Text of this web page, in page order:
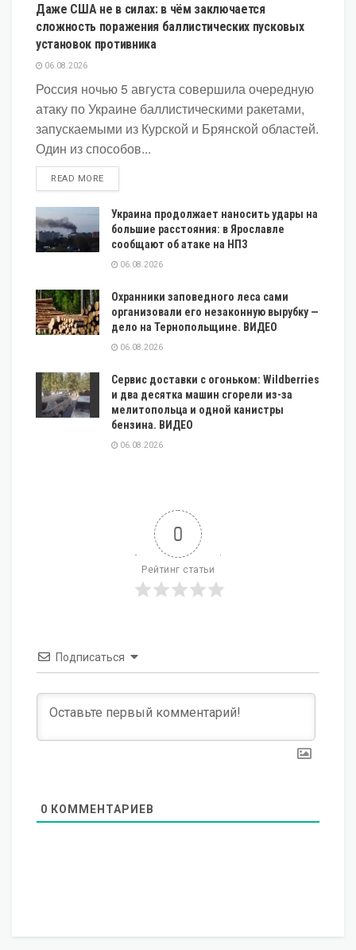
Даже США не в силах: в чём заключается
сложность поражения баллистических пусковых
установок противника
06.08.2026
Россия ночью 5 августа совершила очередную
атаку по Украине баллистическими ракетами,
запускаемыми из Курской и Брянской областей.
Один из способов...
READ MOREDETAILS
Украина продолжает наносить удары на
большие расстояния: в Ярославле
сообщают об атаке на НПЗ
06.08.2026
Охранники заповедного леса сами
организовали его незаконную вырубку —
дело на Тернопольщине. ВИДЕО
06.08.2026
Сервис доставки с огоньком: Wildberries
и два десятка машин сгорели из-за
мелитопольца и одной канистры
бензина. ВИДЕО
06.08.2026
0
Рейтинг статьи
Подписаться
0 КОММЕНТАРИЕВ